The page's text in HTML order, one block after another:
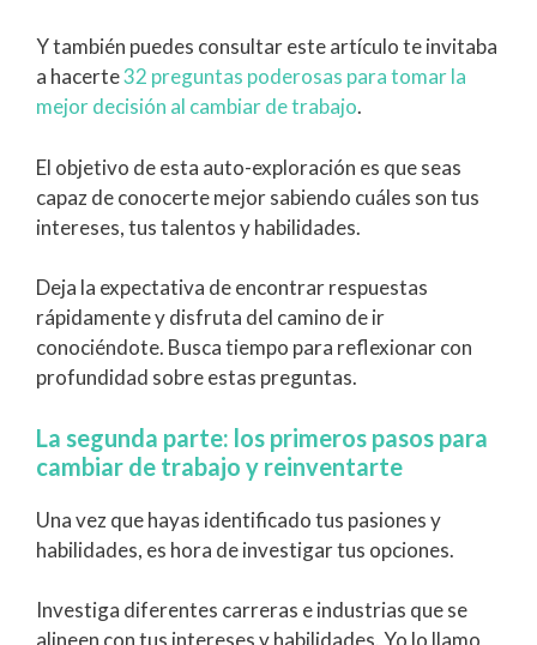
Y también puedes consultar este artículo te invitaba
a hacerte32 preguntas poderosas para tomar la
mejor decisión al cambiar de trabajo.
El objetivo de esta auto-exploración es que seas
capaz de conocerte mejor sabiendo cuáles son tus
intereses, tus talentos y habilidades.
Deja la expectativa de encontrar respuestas
rápidamente y disfruta del camino de ir
conociéndote. Busca tiempo para reflexionar con
profundidad sobre estas preguntas.
La segunda parte: los primeros pasos para
cambiar de trabajo y reinventarte
Una vez que hayas identificado tus pasiones y
habilidades, es hora de investigar tus opciones.
Investiga diferentes carreras e industrias que se
alineen con tus intereses y habilidades. Yo lo llamo